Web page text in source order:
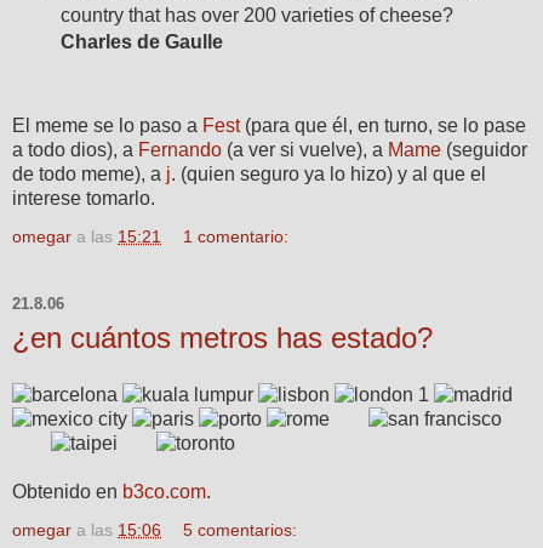
country that has over 200 varieties of cheese?
Charles de Gaulle
El meme se lo paso a Fest(para que él, en turno, se lo pase
a todo dios), a Fernando (a ver si vuelve), a Mame (seguidor
de todo meme), a j. (quien seguro ya lo hizo) y al que el
interese tomarlo.
omegar a las 15:21 1 comentario:
21.8.06
¿en cuántos metros has estado?
Obtenido en b3co.com.
omegar a las 15:06 5 comentarios: